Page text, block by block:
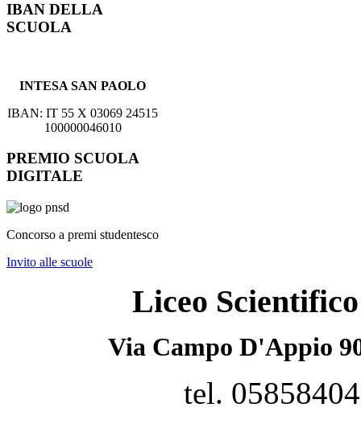
IBAN DELLA
SCUOLA
INTESA SAN PAOLO
IBAN: IT 55 X 03069 24515
100000046010
PREMIO SCUOLA
DIGITALE
Concorso a premi studentesco
Invito alle scuole
Liceo
Via Campo D'Appio
tel.